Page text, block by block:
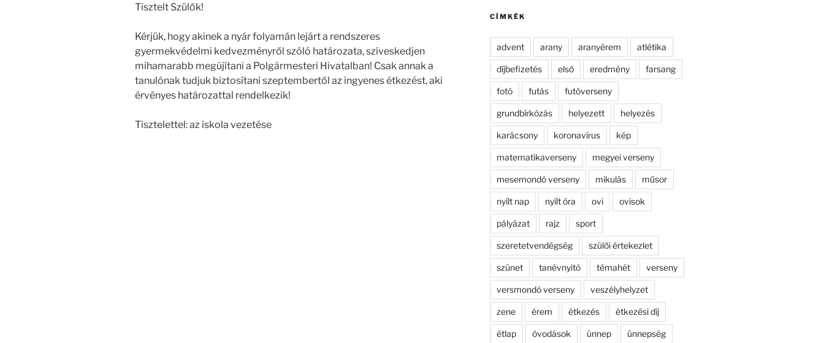
Tisztelt Szülők!
Kérjük, hogy akinek a nyár folyamán lejárt a rendszeres
gyermekvédelmi kedvezményről szóló határozata, szíveskedjen
mihamarabb megújítani a Polgármesteri Hivatalban! Csak annak a
tanulónak tudjuk biztosítani szeptembertől az ingyenes étkezést, aki
érvényes határozattal rendelkezik!
Tisztelettel: az iskola vezetése
CÍMKÉK
advent arany aranyérem atlétika
díjbefizetés első eredmény farsang
fotó futás futóverseny
grundbírkózás helyezett helyezés
karácsony koronavírus kép
matematikaverseny megyei verseny
mesemondó verseny mikulás műsor
nyílt nap nyílt óra ovi ovisok
pályázat rajz sport
szeretetvendégség szülői értekezlet
szünet tanévnyitó témahét verseny
versmondó verseny veszélyhelyzet
zene érem étkezés étkezési díj
étlap óvodások ünnep ünnepség